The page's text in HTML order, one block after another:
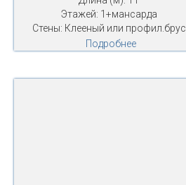
Этажей: 1+мансарда
Стены: Клееный или профил.брус
Подробнее